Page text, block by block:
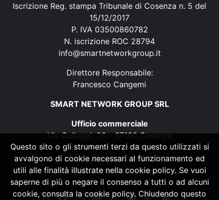
Iscrizione Reg. stampa Tribunale di Cosenza n. 5 del
15/12/2017
P. IVA 03500860782
N. iscrizione ROC 28794
info@smartnetworkgroup.it
Direttore Responsabile:
Francesco Cangemi
SMART NETWORK GROUP SRL
Ufficio commerciale
Via Galluppi, 26 – 87100 Cosenza
P. IVA 03500860782
N. iscrizione ROC 28794
info@smartnetworkgroup.it
Questo sito o gli strumenti terzi da questo utilizzati si
avvalgono di cookie necessari al funzionamento ed
utili alle finalità illustrate nella cookie policy. Se vuoi
saperne di più o negare il consenso a tutti o ad alcuni
cookie, consulta la cookie policy. Chiudendo questo